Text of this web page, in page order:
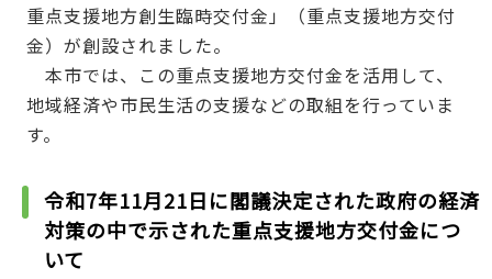
重点支援地方創生臨時交付金」（重点支援地方交付
金）が創設されました。
本市では、この重点支援地方交付金を活用して、
地域経済や市民生活の支援などの取組を行っていま
す。
令和7年11月21日に閣議決定された政府の経済
対策の中で示された重点支援地方交付金につ
いて